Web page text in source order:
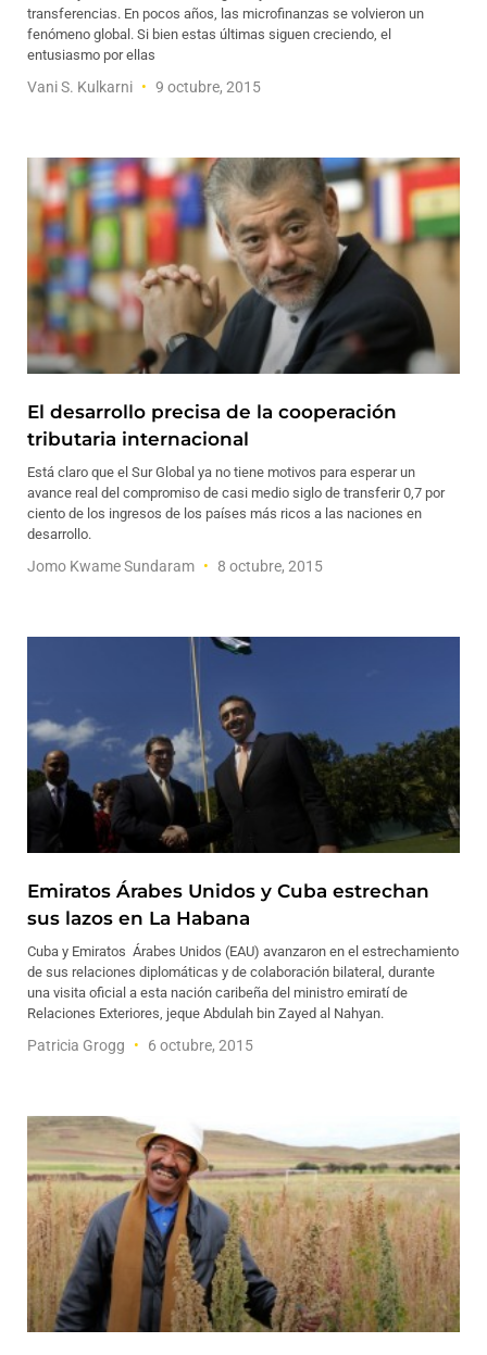
transferencias. En pocos años, las microfinanzas se volvieron un
fenómeno global. Si bien estas últimas siguen creciendo, el
entusiasmo por ellas
Vani S. Kulkarni 9 octubre, 2015
El desarrollo precisa de la cooperación
tributaria internacional
Está claro que el Sur Global ya no tiene motivos para esperar un
avance real del compromiso de casi medio siglo de transferir 0,7 por
ciento de los ingresos de los países más ricos a las naciones en
desarrollo.
Jomo Kwame Sundaram 8 octubre, 2015
Emiratos Árabes Unidos y Cuba estrechan
sus lazos en La Habana
Cuba y Emiratos Árabes Unidos (EAU) avanzaron en el estrechamiento
de sus relaciones diplomáticas y de colaboración bilateral, durante
una visita oficial a esta nación caribeña del ministro emiratí de
Relaciones Exteriores, jeque Abdulah bin Zayed al Nahyan.
Patricia Grogg 6 octubre, 2015